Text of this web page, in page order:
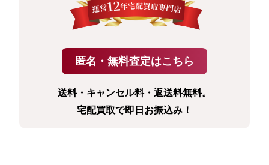
送料・キャンセル料・返送料無料。
宅配買取で即日お振込み！